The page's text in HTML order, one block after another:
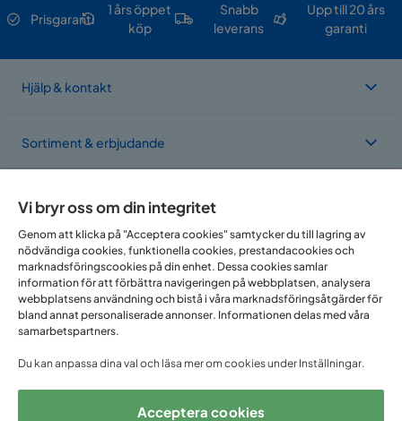
Prisgaranti
1 års öppet
köp
Snabb
leverans
Upp till 20 års
garanti
Hjälp & kontakt
Sortiment & erbjudande
Om Trademax
Vi finns i flera länder
Vi bryr oss om din integritet
Genom att klicka på "Acceptera cookies" samtycker du till lagring av
nödvändiga cookies, funktionella cookies, prestandacookies och
marknadsföringscookies på din enhet. Dessa cookies samlar
information för att förbättra navigeringen på webbplatsen, analysera
webbplatsens användning och bistå i våra marknadsföringsåtgärder för
bland annat personaliserade annonser. Informationen delas med våra
samarbetspartners.
Du kan anpassa dina val och läsa mer om cookies under Inställningar.
Acceptera cookies